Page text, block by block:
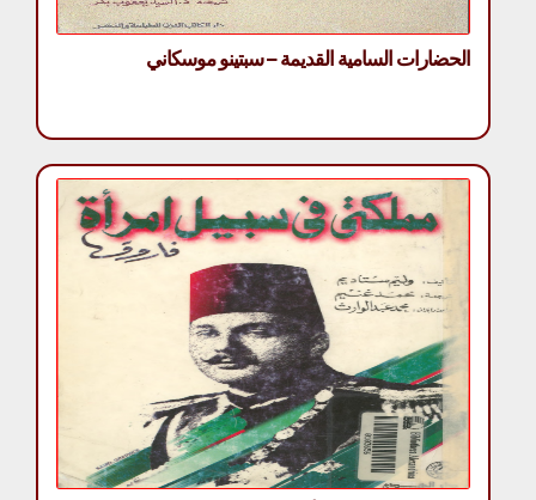
الحضارات السامية القديمة – سبتينو موسكاني